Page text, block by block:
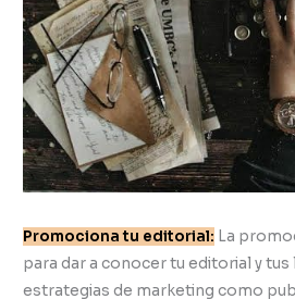
Promociona tu editorial: La
para dar a conocer tu editorial y tus
estrategias de marketing como